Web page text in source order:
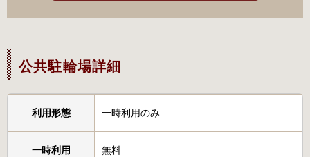
公共駐輪場詳細
利用形態 一時利用のみ
一時利用 無料